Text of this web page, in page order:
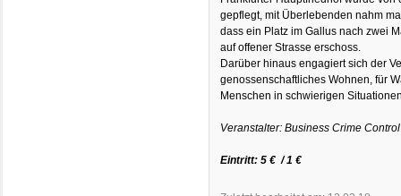
gepflegt, mit Überlebenden nahm
dass ein Platz im Gallus nach zwei
auf offener Strasse erschoss.
Darüber hinaus engagiert sich der
genossenschaftliches Wohnen, für
Menschen in schwierigen
Veranstalter: Business Crime
Eintritt: 5€/1€